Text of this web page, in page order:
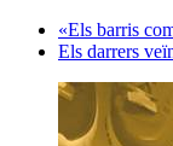
«Els barris
Els darrers